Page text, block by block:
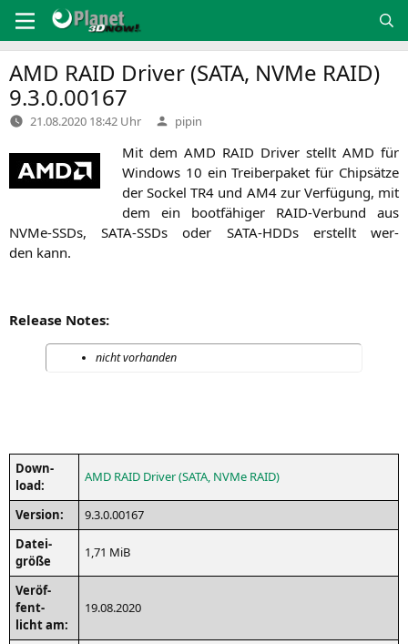
Inhalt
springen
AMD RAID Driver (SATA, NVMe RAID)
9.3.0.00167
21.08.2020 18:42 Uhr Verfasst
von
pipin
Mit dem AMD RAID Dri­ver stellt AMD für
Win­dows 10 ein Trei­ber­pa­ket für Chip­sät­ze
der SockelTR4 und AM4zur Ver­fü­gung, mit
dem ein boot­fä­hi­ger RAID-Ver­bund aus
NVMe-SSDs, SATA-SSDs oder SATA-HDDs erstellt wer­
den kann.
Release Notes:
nicht vor­han­den
Down­
load:
AMD RAID Dri­ver (SATA , NVMe RAID)
Ver­si­on:
9.3.0.00167
Datei­
grö­ße
1,71 MiB
Ver­öf­
fent­
licht am:
19.08.2020